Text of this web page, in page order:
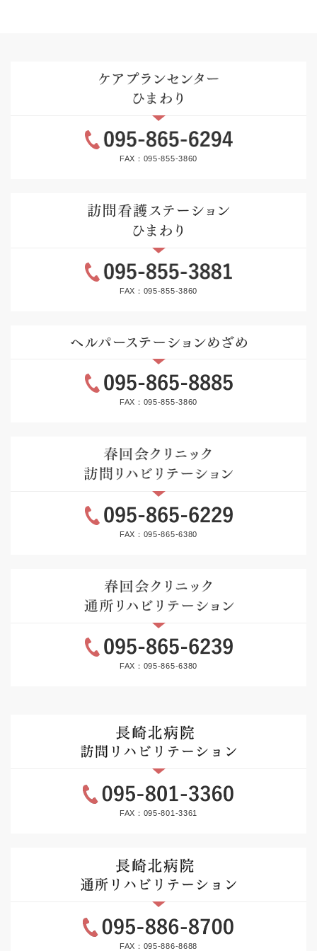
FAX：095-855-3860
FAX：095-855-3860
FAX：095-855-3860
FAX：095-865-6380
FAX：095-865-6380
FAX：095-801-3361
FAX：095-886-8688